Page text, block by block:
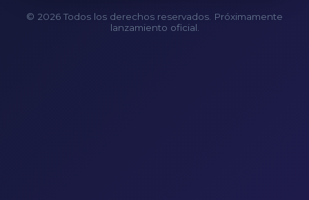
© 2026 Todos los derechos reservados. Próximamente
lanzamiento oficial.